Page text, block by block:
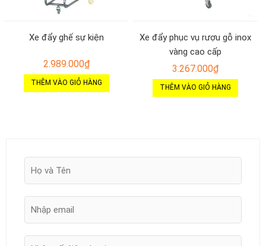
Xe đẩy ghế sự kiện
2.989.000₫
THÊM VÀO GIỎ HÀNG
Xe đẩy phục vụ rượu gỗ inox
vàng cao cấp
3.267.000₫
THÊM VÀO GIỎ HÀNG